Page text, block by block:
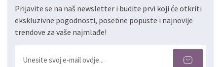
Prijavite se na naš newsletter i budite prvi koji će otkriti
ekskluzivne pogodnosti, posebne popuste i najnovije
trendove za vaše najmlađe!